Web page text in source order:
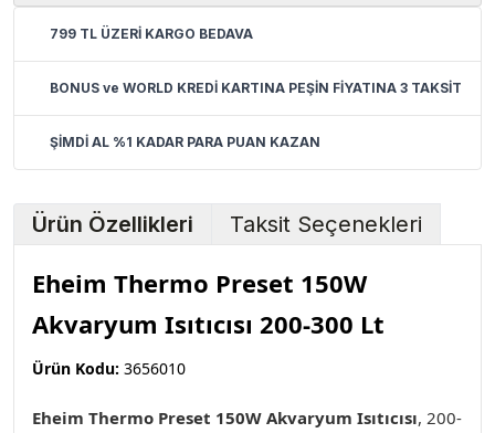
799 TL ÜZERİ KARGO BEDAVA
BONUS ve WORLD KREDİ KARTINA PEŞİN FİYATINA 3 TAKSİT
ŞİMDİ AL %1 KADAR PARA PUAN KAZAN
Ürün Özellikleri Taksit Seçenekleri
Eheim Thermo Preset 150W
Akvaryum Isıtıcısı 200-300 Lt
Ürün Kodu: 3656010
Eheim Thermo Preset 150W Akvaryum Isıtıcısı, 200-